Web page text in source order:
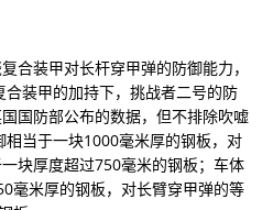
合装甲对长杆穿甲弹的防御能力，
装甲的加持下，挑战者二号的防
国防部公布的数据，但不排除吹嘘
当于一块1000毫米厚的钢板，对
块厚度超过750毫米的钢板；车体
毫米厚的钢板，对长臂穿甲弹的等